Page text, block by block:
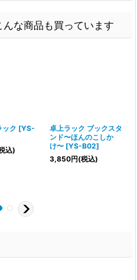
な商品も買っています
ック [YS-
込)
卓上ラック ブックスタ
ンド〜ほんのこしか
け〜 [YS-B02]
3,850円(税込)